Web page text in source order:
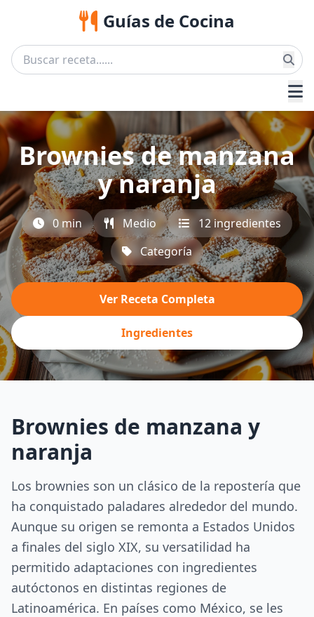
Guías de Cocina
Brownies de manzana
y naranja
0 min Medio
12 ingredientes
Categoría
Ver Receta Completa
Ingredientes
Brownies de manzana y
naranja
Los brownies son un clásico de la repostería que
ha conquistado paladares alrededor del mundo.
Aunque su origen se remonta a Estados Unidos
a finales del siglo XIX, su versatilidad ha
permitido adaptaciones con ingredientes
autóctonos en distintas regiones de
Latinoamérica. En países como México, se les